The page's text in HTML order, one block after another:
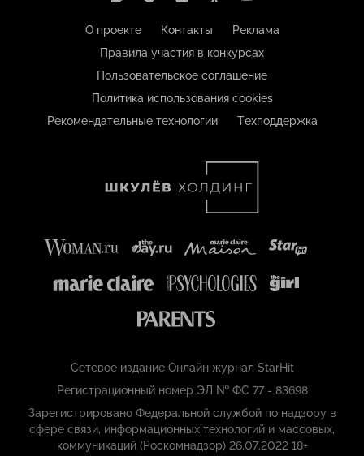
О проекте Контакты
Реклама
Правила участия в конкурсах
Пользовательское соглашение
Политика использования cookies
Рекомендательные технологии
Техподдержка
Сетевое издание Онлайн журнал StarHit
Регистрационный номер ЭЛ № ФС 77 - 83698
Зарегистрировано Федеральной службой по надзору в
сфере связи, информационных технологий и массовых,
коммуникаций (Роскомнадзор) 26.07.2022 18+